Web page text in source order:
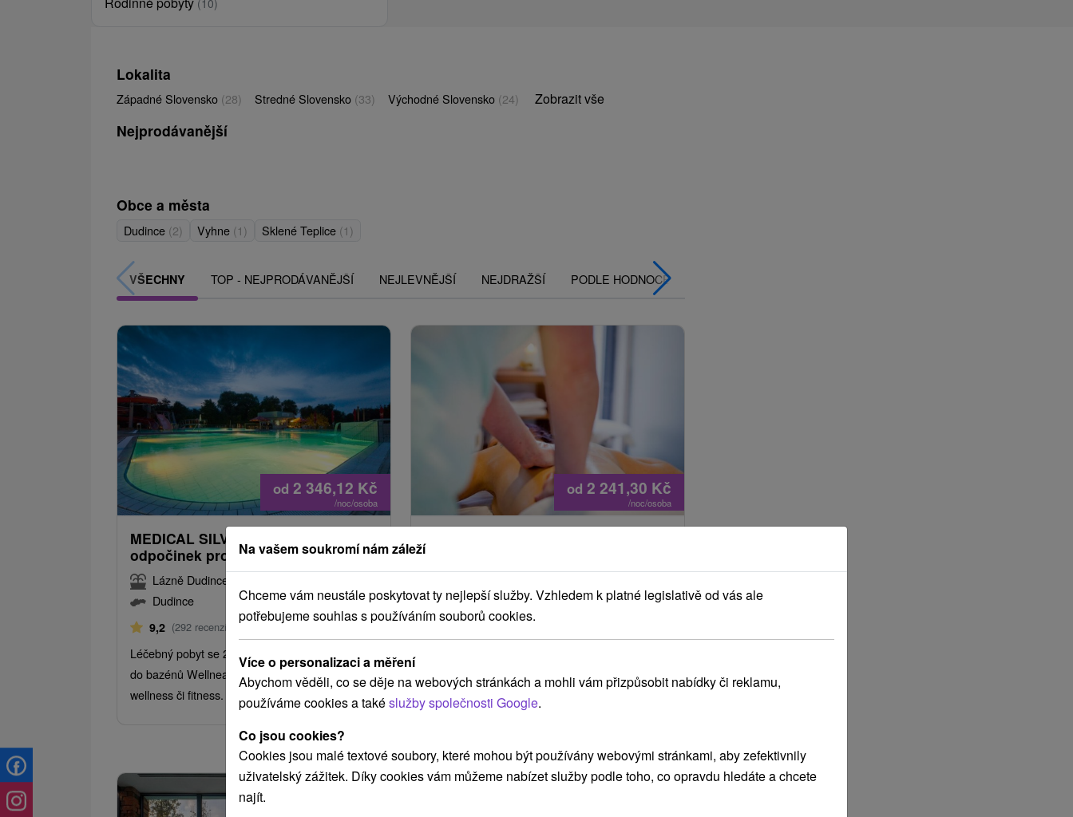
Lokalita
Západné Slovensko (28) Stredné Slovensko (33) Východné Slovensko (24) Zobrazit vše
Nejprodávanější
Obce a města
Dudince (2) Vyhne (1) Sklené Teplice (1)
VŠECHNY TOP - NEJPRODÁVANĚJŠÍ NEJLEVNĚJŠÍ NEJDRAŽŠÍ PODLE HODNOCENÍ
od 2 346,12 Kč
/noc/osoba
MEDICAL SILVER: Lázeňský
odpočinek pro zdravější zítra
Lázně Dudince
Dudince
9,2 (292 recenzí) Od 4 NocíPolopenze
Léčebný pobyt se 2 procedurami/noc, vstupem
do bazénů Wellnea a bonusovými vstupy do
wellness či fitness.
od 2 241,30 Kč
/noc/osoba
Plná penze, bazén a relaxační
balíček v ceně
Hotel Hviezda★★★Dudince
Dudince
9,2 (517 recenzí)Od 2 Nocí
Užijete si neomezený bazén, fitness, denní vstup
do saunového světa a balíček relaxačních
Na vašem soukromí nám záleží
Chceme vám neustále poskytovat ty nejlepší služby. Vzhledem k platné legislativě od vás ale
potřebujeme souhlas s používáním souborů cookies.
Více o personalizaci a měření
Abychom věděli, co se děje na webových stránkách a mohli vám přizpůsobit nabídky či reklamu,
používáme cookies a takéslužby společnosti Google.
Co jsou cookies?
Cookies jsou malé textové soubory, které mohou být používány webovými stránkami, aby zefektivnily
uživatelský zážitek. Díky cookies vám můžeme nabízet služby podle toho, co opravdu hledáte a chcete
najít.